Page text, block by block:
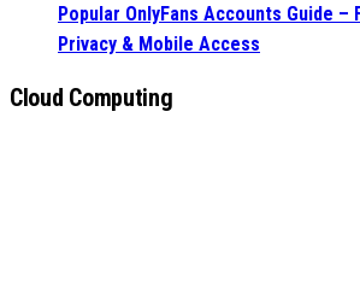
Popular OnlyFans Accounts Guide
Privacy & Mobile Access
Cloud Computing